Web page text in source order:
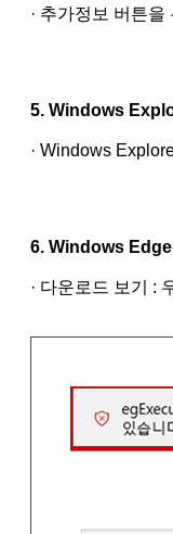
· 추가정보 버튼
5. Windows
· Windows
6. Windows Edge
· 다운로드 보기 :